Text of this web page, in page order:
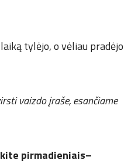
tylėjo, o vėliau pradėjo
vaizdo įraše, esančiame
pirmadieniais–